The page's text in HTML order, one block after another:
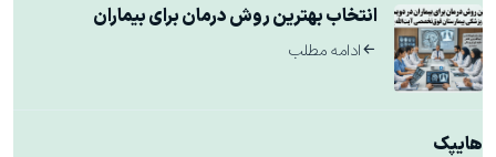
انتخاب بهترین روش درمان برای بیماران
ادامه مطلب
هایپک